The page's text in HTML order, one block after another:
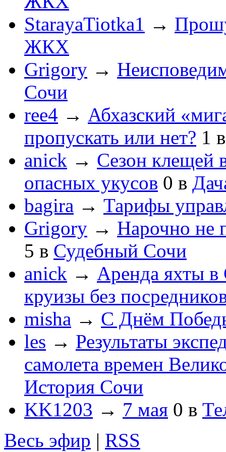
StarayaTiotka1 →
ЖКХ
Grigory →
Сочи
ree4 → Абхазский
пропускать или нет? 1
anick → Сезон клещей
опасных укусов 0 в
bagira → Тарифы
Grigory → Нарочно не
5 в Судебный Сочи
anick → Аренда яхты в
круизы без
misha → С Днём
les → Результаты
самолета времен
История Сочи
KK1203 → 7 мая 0 в
Весь эфир | RSS